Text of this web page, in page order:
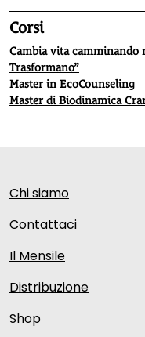
Corsi
Cambia vita camminando
Trasformano”
Master in EcoCounseling
Master di Biodinamica
Chi siamo
Contattaci
Il Mensile
Distribuzione
Shop